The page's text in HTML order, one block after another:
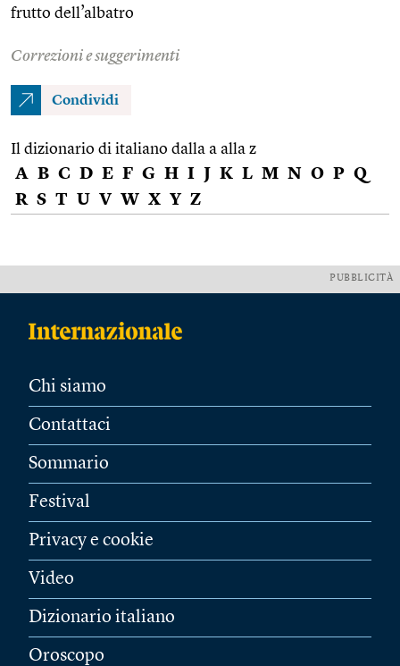
frutto dell’albatro
Correzioni e suggerimenti
Condividi
Il dizionario di italiano dalla a alla z
A B C D E F G H I J K L M N O P Q
R S T U V W X Y Z
PUBBLICITÀ
Chi siamo
Contattaci
Sommario
Festival
Privacy e cookie
Video
Dizionario italiano
Oroscopo